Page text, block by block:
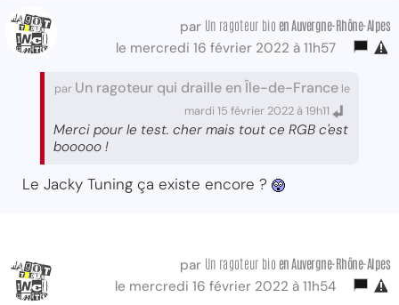
par Un ragoteur bio en Auvergne-Rhône-Alpes
le mercredi 16 février 2022 à 11h57
par Un ragoteur qui draille en Île-de-France le
mardi 15 février 2022 à 19h11
Merci pour le test. cher mais tout ce RGB c'est
booooo !
Le Jacky Tuning ça existe encore ?
par Un ragoteur bio en Auvergne-Rhône-Alpes
le mercredi 16 février 2022 à 11h54